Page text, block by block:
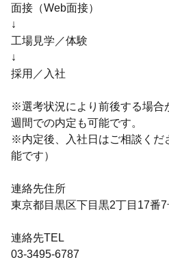
面接（Web面接）
↓
工場見学／体験
↓
採用／入社
※選考状況により前後する場合
週間での内定も可能です。
※内定後、入社日はご相談くだ
能です）
連絡先住所
東京都目黒区下目黒2丁目17番7
連絡先TEL
03-3495-6787